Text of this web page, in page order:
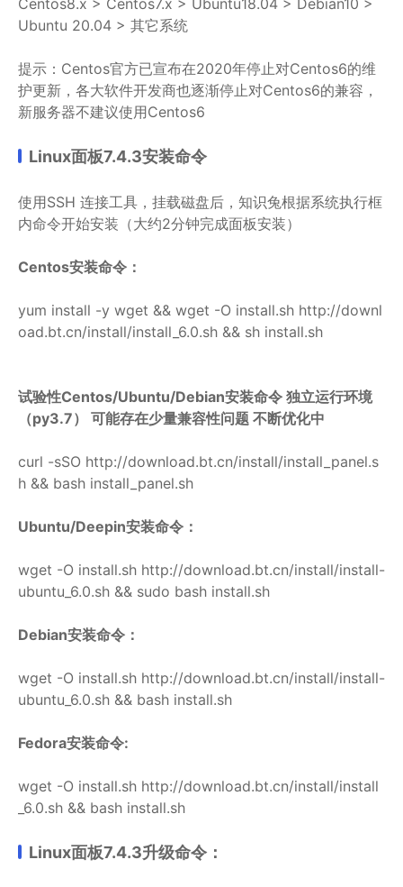
Ubuntu 20.04 > 其它系统
提示：Centos官方已宣布在2020年停止对Centos6的维
护更新，各大软件开发商也逐渐停止对Centos6的兼容，
新服务器不建议使用Centos6
Linux面板7.4.3安装命令
使用SSH 连接工具，挂载磁盘后，知识兔根据系统执行框
内命令开始安装（大约2分钟完成面板安装）
Centos安装命令：
yum install -y wget && wget -O install.sh http://downl
oad.bt.cn/install/install_6.0.sh && sh install.sh
试验性Centos/Ubuntu/Debian安装命令 独立运行环境
（py3.7） 可能存在少量兼容性问题 不断优化中
curl -sSO http://download.bt.cn/install/install_panel.s
h && bash install_panel.sh
Ubuntu/Deepin安装命令：
wget -O install.sh http://download.bt.cn/install/install-
ubuntu_6.0.sh && sudo bash install.sh
Debian安装命令：
wget -O install.sh http://download.bt.cn/install/install-
ubuntu_6.0.sh && bash install.sh
Fedora安装命令:
wget -O install.sh http://download.bt.cn/install/install
_6.0.sh && bash install.sh
Linux面板7.4.3升级命令：